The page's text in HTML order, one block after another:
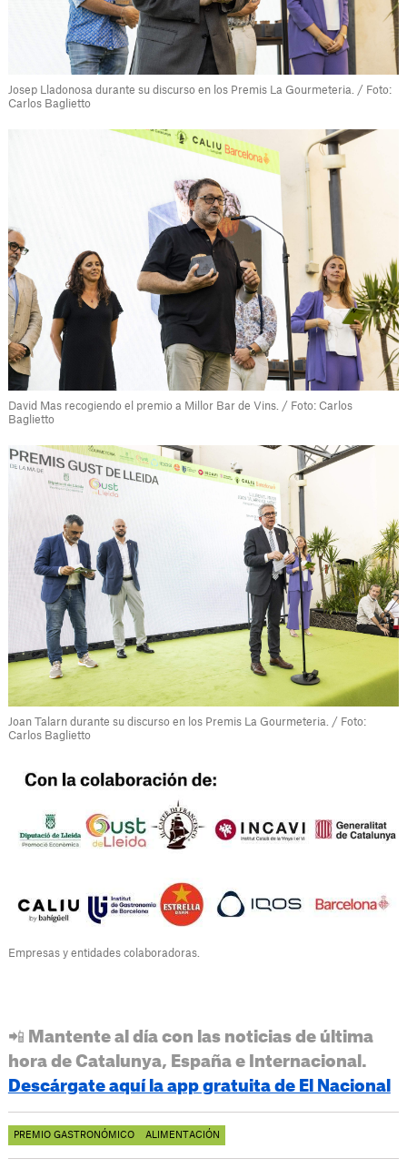
Josep Lladonosa durante su discurso en los Premis La Gourmeteria. / Foto:
Carlos Baglietto
David Mas recogiendo el premio a Millor Bar de Vins. / Foto: Carlos
Baglietto
Joan Talarn durante su discurso en los Premis La Gourmeteria. / Foto:
Carlos Baglietto
Empresas y entidades colaboradoras.
📲 Mantente al día con las noticias de última
hora de Catalunya, España e Internacional.
Descárgate aquí la app gratuita de El Nacional
PREMIO GASTRONÓMICO ALIMENTACIÓN